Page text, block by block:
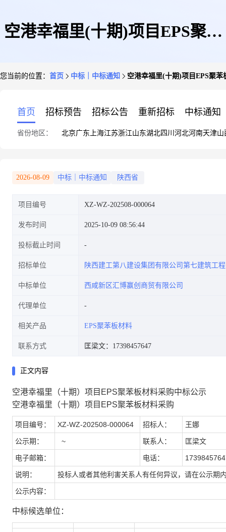
空港幸福里(十期)项目EPS聚苯
您当前的位置： 首页 中标｜中标通知 空港幸福里(十期)项目EPS聚
首页 招标预告 招标公告 重新招标 中标通知
省份地区： 北京广东 上海江苏浙江山东湖北四川 河北河南天津山
2026-08-09 中标｜中标通知 陕西省
项目编号 XZ-WZ-202508-000064
发布时间 2025-10-09 08:56:44
投标截止时间
招标单位 陕西建工第八建设集团有限公司第七建筑工
中标单位 西咸新区汇博赢创商贸有限公司
代理单位
相关产品 EPS聚苯板材料
联系方式 匡梁文：17398457647
正文内容
空港幸福里（十期）项目EPS聚苯板材料采购中标公示
空港幸福里（十期）项目EPS聚苯板材料采购
项目编号： XZ-WZ-202508-000064 招标人： 王娜
公示期： ~ 联系人： 匡梁文
电子邮箱： 电话：
说明： 投标人或者其他利害关系人有任何异议，请在公示期
公示内容：
中标候选单位：